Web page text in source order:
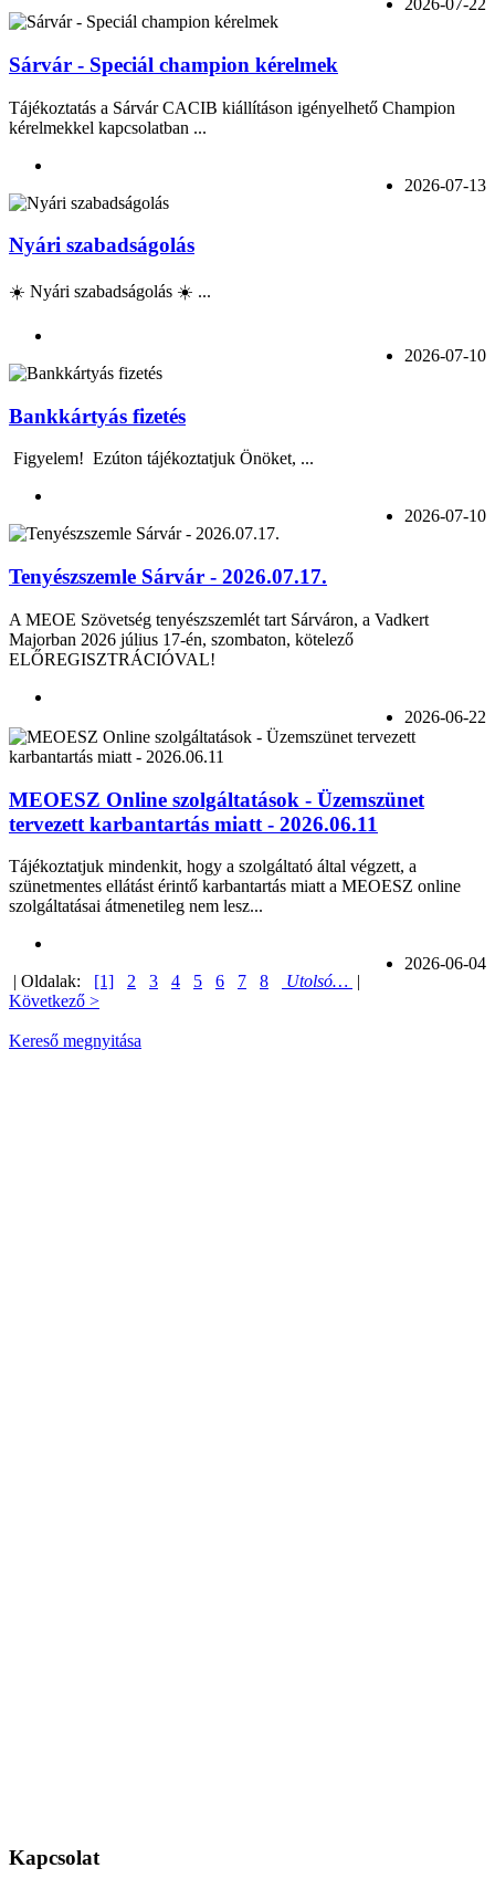
2026-07-22
Sárvár - Speciál champion kérelmek
Tájékoztatás a Sárvár CACIB kiállításon igényelhető Champion
kérelmekkel kapcsolatban ...
2026-07-13
Nyári szabadságolás
☀️ Nyári szabadságolás ☀️ ...
2026-07-10
Bankkártyás fizetés
Figyelem! Ezúton tájékoztatjuk Önöket, ...
2026-07-10
Tenyészszemle Sárvár - 2026.07.17.
A MEOE Szövetség tenyészszemlét tart Sárváron, a Vadkert
Majorban 2026 július 17-én, szombaton, kötelező
ELŐREGISZTRÁCIÓVAL!
2026-06-22
MEOESZ Online szolgáltatások - Üzemszünet
tervezett karbantartás miatt - 2026.06.11
Tájékoztatjuk mindenkit, hogy a szolgáltató által végzett, a
szünetmentes ellátást érintő karbantartás miatt a MEOESZ online
szolgáltatásai átmenetileg nem lesz...
2026-06-04
| Oldalak: [1] 2 3 4 5 6 7 8 Utolsó… |
Következő >
Kereső megnyitása
Kapcsolat